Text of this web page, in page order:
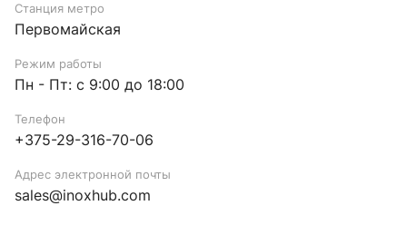
Станция метро
Первомайская
Режим работы
Пн - Пт: с 9:00 до 18:00
Телефон
+375-29-316-70-06
Адрес электронной почты
sales@inoxhub.com